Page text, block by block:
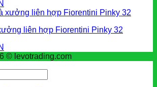
liên hợp Fiorentini Pinky 32
© levotrading.com